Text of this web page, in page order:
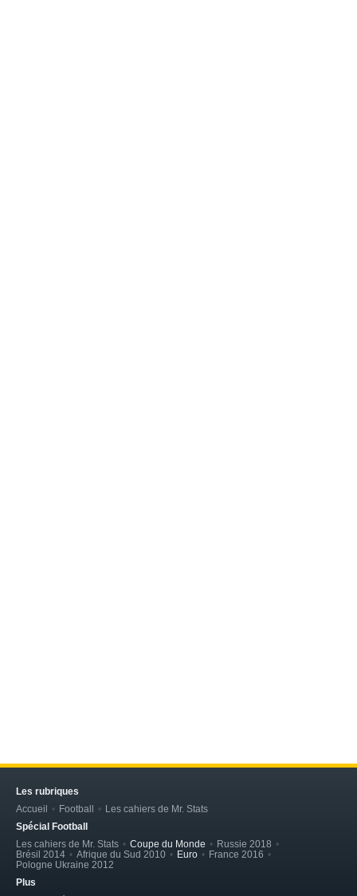
Les rubriques
Accueil
Football
Les cahiers de Mr. Stats
Spécial Football
Les cahiers de Mr. Stats
Coupe du Monde
Russie 2018
Brésil 2014
Afrique du Sud 2010 Euro
France 2016
Pologne Ukraine 2012
Plus